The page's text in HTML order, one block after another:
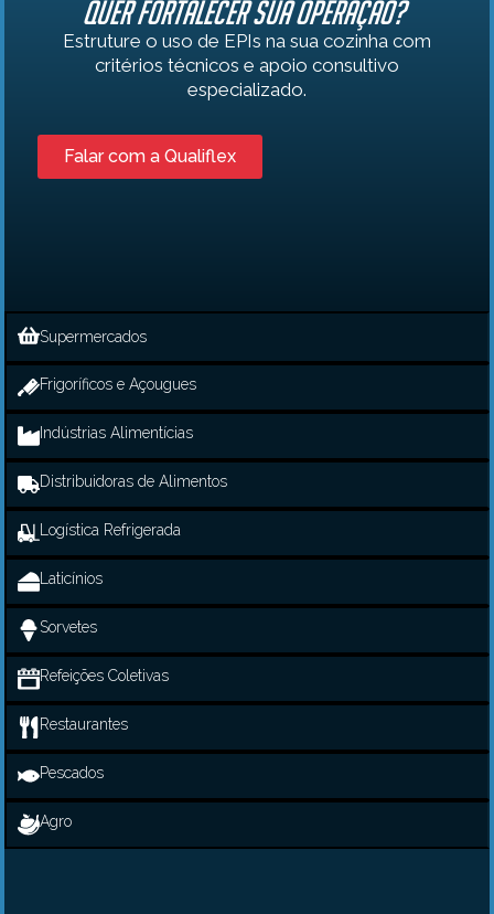
Quer fortalecer sua operação?
Estruture o uso de EPIs na sua cozinha com
critérios técnicos e apoio consultivo
especializado.
Falar com a Qualiflex
Supermercados
Frigoríficos e Açougues
Indústrias Alimentícias
Distribuidoras de Alimentos
Logística Refrigerada
Laticínios
Sorvetes
Refeições Coletivas
Restaurantes
Pescados
Agro